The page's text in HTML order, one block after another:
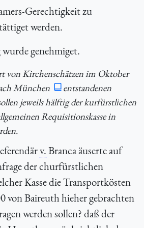
Gerechtigkeit zu
werden.
genehmiget.
von Kirchenschätzen im Oktober
München
entstandenen
jeweils hälftig der kurfürstlichen
Requisitionskasse in
v.Branca äuserte auf
der churfürstlichen
Kasse die Transportkösten
von Baireuth hieher gebrachten
werden sollen? daß der